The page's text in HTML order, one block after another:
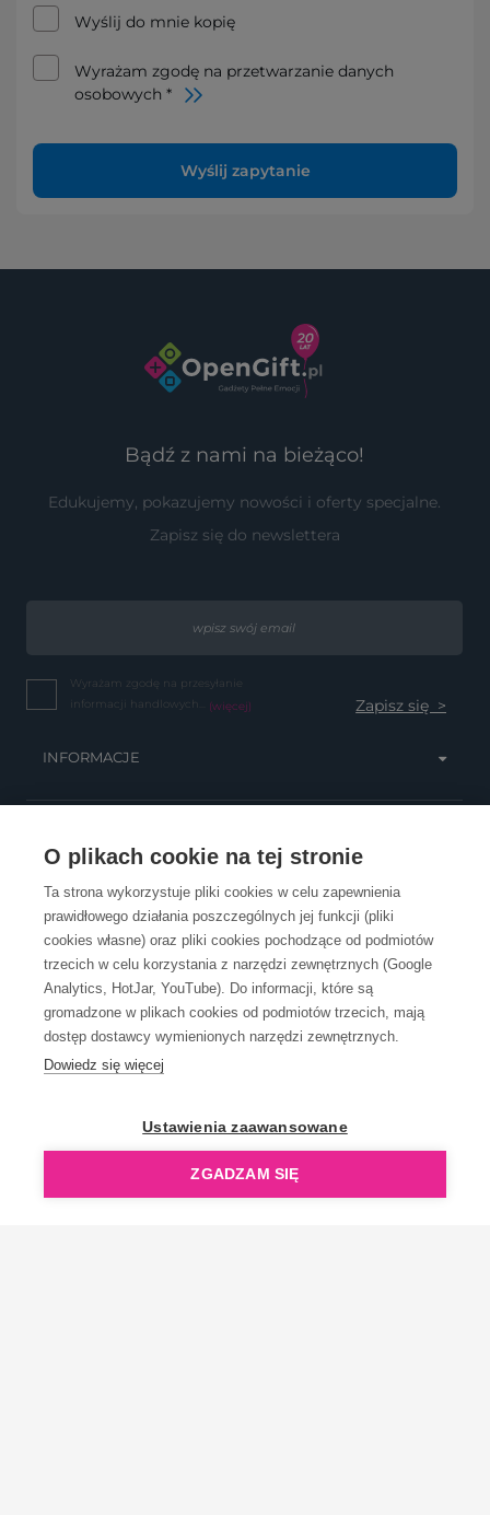
O plikach cookie na tej stronie
Ta strona wykorzystuje pliki cookies w celu zapewnienia
prawidłowego działania poszczególnych jej funkcji (pliki
cookies własne) oraz pliki cookies pochodzące od podmiotów
trzecich w celu korzystania z narzędzi zewnętrznych (Google
Analytics, HotJar, YouTube). Do informacji, które są
gromadzone w plikach cookies od podmiotów trzecich, mają
dostęp dostawcy wymienionych narzędzi zewnętrznych.
Dowiedz się więcej
Ustawienia zaawansowane
ZGADZAM SIĘ
Wyślij do mnie kopię
Wyrażam zgodę na przetwarzanie danych
osobowych *
Wyślij zapytanie
Bądź z nami na bieżąco!
Edukujemy, pokazujemy nowości i oferty specjalne.
Zapisz się do newslettera
Wyrażam zgodę na przesyłanie
informacji handlowych... (więcej)
INFORMACJE
OBSŁUGA KLIENTA
KONTAKT
OpenGift jest częścią ReflectGroup.